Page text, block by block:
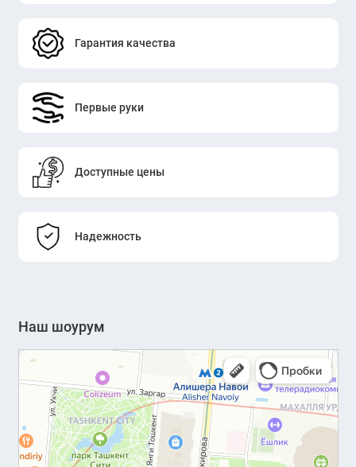
Гарантия качества
Первые руки
Доступные цены
Надежность
Наш шоурум